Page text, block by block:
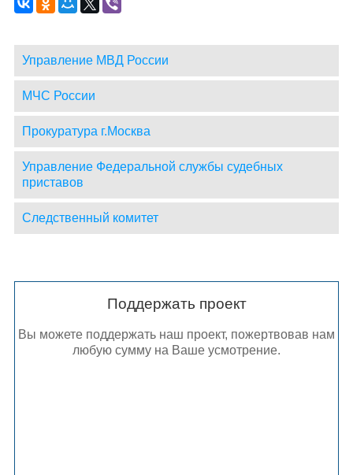
Управление МВД России
МЧС России
Прокуратура г.Москва
Управление Федеральной службы судебных
приставов
Следственный комитет
Поддержать проект
Вы можете поддержать наш проект, пожертвовав нам
любую сумму на Ваше усмотрение.